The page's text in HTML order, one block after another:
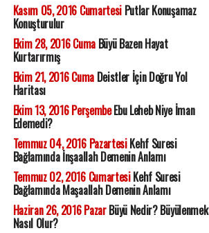
Kasım 05, 2016 CumartesiPutlar Konuşamaz
Konuşturulur
Ekim 28, 2016 CumaBüyü Bazen Hayat
Kurtarırmış
Ekim 21, 2016 CumaDeistler İçin Doğru Yol
Haritası
Ekim 13, 2016 PerşembeEbu Leheb Niye İman
Edemedi?
Temmuz 04, 2016 PazartesiKehf Suresi
Bağlamında İnşaallah Demenin Anlamı
Temmuz 02, 2016 CumartesiKehf Suresi
Bağlamında Maşaallah Demenin Anlamı
Haziran 26, 2016 PazarBüyü Nedir? Büyülenmek
Nasıl Olur?